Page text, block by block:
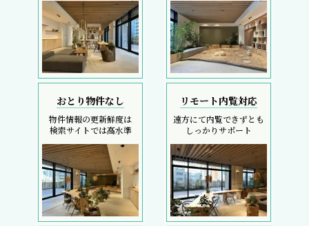
おとり物件なし
物件情報の更新鮮度は
検索サイトでは高水準
リモート内覧対応
遠方にて内覧できずとも
しっかりサポート